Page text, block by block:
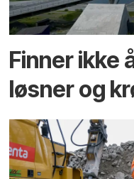
Finner ikke
løsner og